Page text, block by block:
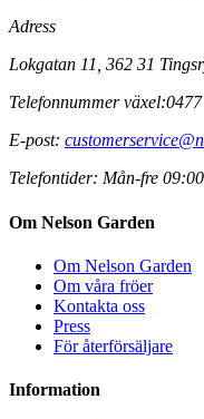
Adress
Lokgatan 11, 362 31
Telefonnummer växel:
E-post:
Telefontider: Mån-fre
Om Nelson Garden
Om Nelson Garden
Om våra fröer
Kontakta oss
Press
För återförsäljare
Information